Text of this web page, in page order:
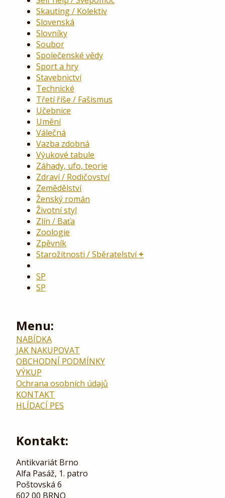
Skauting / Kolektiv
Slovenská
Slovníky
Soubor
Společenské vědy
Sport a hry
Stavebnictví
Technické
Třetí říše / Fašismus
Učebnice
Umění
Válečná
Vazba zdobná
Výukové tabule
Záhady, ufo, teorie
Zdraví / Rodičovství
Zemědělství
Ženský román
Životní styl
Zlín / Baťa
Zoologie
Zpěvník
Starožitnosti / Sběratelství
SP
SP
Menu:
NABÍDKA
JAK NAKUPOVAT
OBCHODNÍ PODMÍNKY
VÝKUP
Ochrana osobních údajů
KONTAKT
HLÍDACÍ PES
Kontakt:
Antikvariát Brno
Alfa Pasáž, 1. patro
Poštovská 6
602 00 BRNO